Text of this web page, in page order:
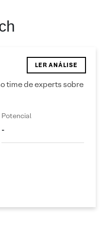
time de experts sobre
Potencial
-
LER ANÁLISE